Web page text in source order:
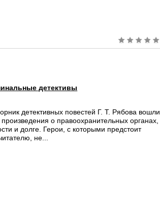
детективы
детективных повестей Г. Т. Рябова вошли
о правоохранительных органах,
и долге. Герои, с которыми предстоит
не...